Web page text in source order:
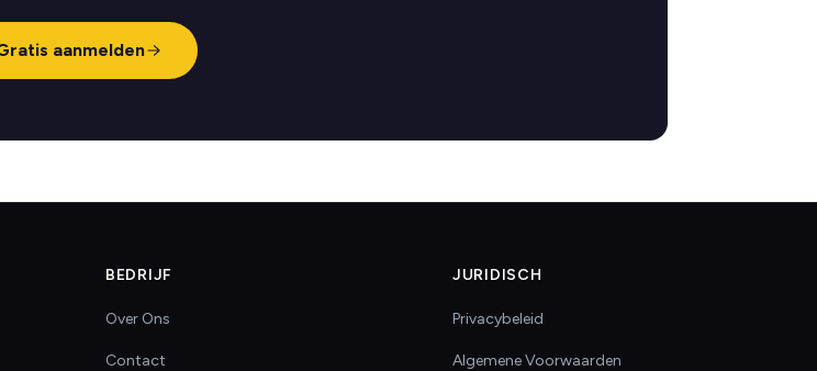
aanmelden
BEDRIJF
Over Ons
Contact
JURIDISCH
Privacybeleid
Algemene Voorwaarden